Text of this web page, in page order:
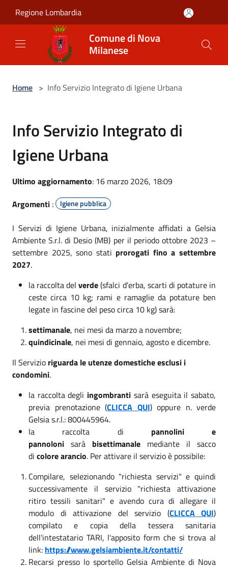
Regione Lombardia
Comune di Nova
Milanese
Home > Info Servizio Integrato di Igiene Urbana
Info Servizio Integrato di
Igiene Urbana
Ultimo aggiornamento: 16 marzo 2026, 18:09
Argomenti : Igiene pubblica
I Servizi di Igiene Urbana, inizialmente affidati a Gelsia
Ambiente S.r.l. di Desio (MB) per il periodo ottobre 2023 –
settembre 2025, sono stati prorogati fino a settembre
2027.
la raccolta delverde(sfalci d'erba, scarti di potature in
ceste circa 10 kg; rami e ramaglie da potature ben
legate in fascine del peso circa 10 kg) sarà:
settimanale, nei mesi da marzo a novembre;
quindicinale, nei mesi di gennaio, agosto e dicembre.
Il Servizio riguarda le utenze domestiche esclusi i
condomini.
la raccolta degli ingombranti sarà eseguita il sabato,
previa prenotazione (CLICCA QUI) oppure n. verde
Gelsia s.r.l.: 800445964.
la raccolta di pannolini e
pannoloni sarà bisettimanale mediante il sacco
di colore arancio. Per attivare il servizio è possibile:
Compilare, selezionando "richiesta servizi" e quindi
successivamente il servizio "richiesta attivazione
ritiro tessili sanitari" e avendo cura di allegare il
modulo di attivazione del servizio (CLICCA QUI)
compilato e copia della tessera sanitaria
dell'intestatario TARI, l'apposito form che si trova al
link: https://www.gelsiambiente.it/contatti/
Recarsi presso lo sportello Gelsia Ambiente di Nova